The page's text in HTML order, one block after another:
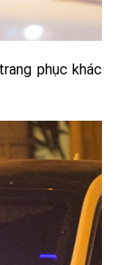
phục khác